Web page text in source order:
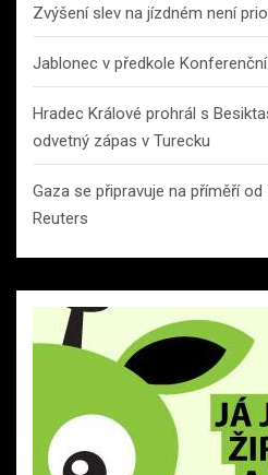
Zvýšení slev na jízdném není
Jablonec v předkole
Hradec Králové prohrál s
odvetný zápas v Turecku
Gaza se připravuje na příměří od
Reuters